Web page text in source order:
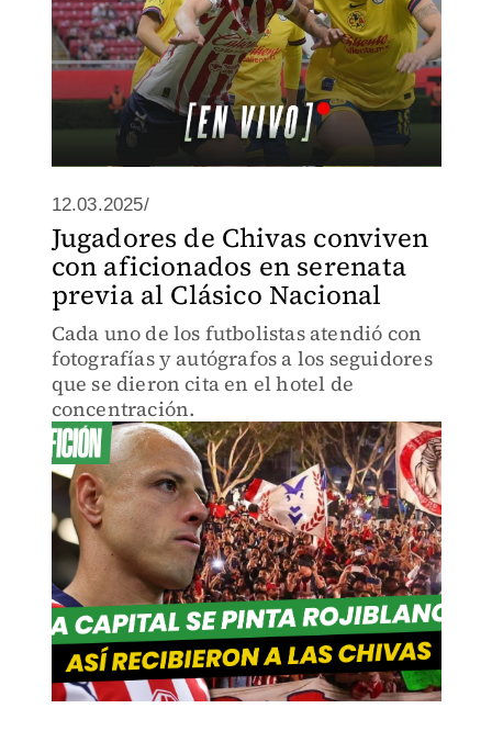
12.03.2025/
Jugadores de Chivas conviven
con aficionados en serenata
previa al Clásico Nacional
Cada uno de los futbolistas atendió con
fotografías y autógrafos a los seguidores
que se dieron cita en el hotel de
concentración.